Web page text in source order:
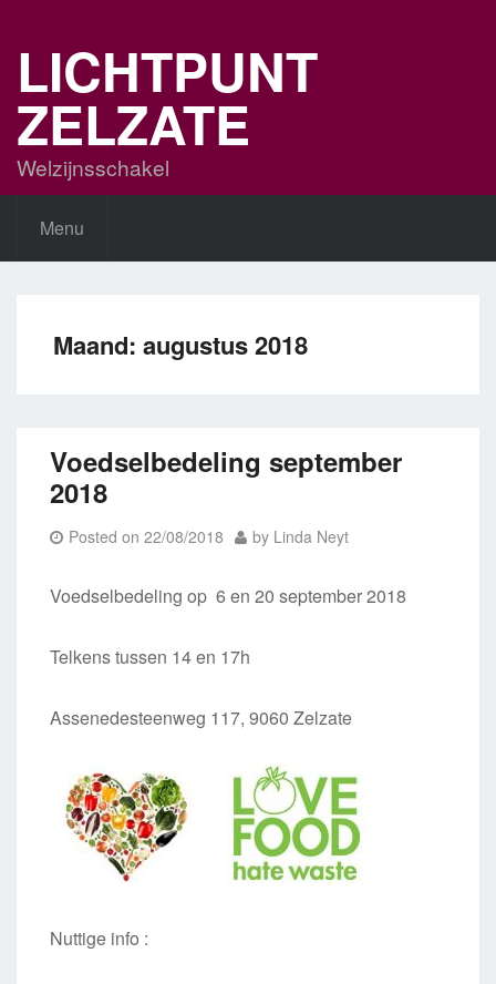
LICHTPUNT
ZELZATE
Welzijnsschakel
Menu
Maand:augustus 2018
Voedselbedeling september
2018
Posted on 22/08/2018 by Linda Neyt
Voedselbedeling op 6 en 20 september 2018
Telkens tussen 14 en 17h
Assenedesteenweg 117, 9060 Zelzate
Nuttige info :